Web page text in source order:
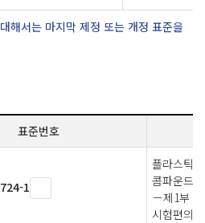
해서는 마지막 제정 또는 개정 표준을
표준번호
1
플라스틱
콤파운드
－제1부：
시험편의